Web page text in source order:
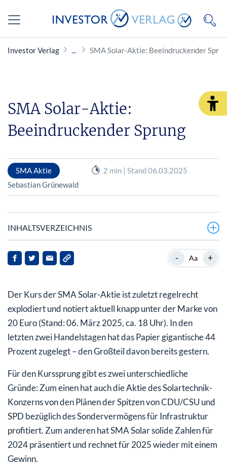
Investor Verlag SMA Solar-Aktie: Beeindruckender
SMA Solar-Aktie:
Beeindruckender Sprung
SMA Aktie
2 min | Stand 06.03.2025
Sebastian Grünewald
INHALTSVERZEICHNIS
SMA Solar profitiert von politischen Nachrichten
- Aa +
Der Kurs der SMA Solar-Aktie ist zuletzt regelrecht
explodiert und notiert aktuell knapp unter der Marke von
20 Euro (Stand: 06. März 2025, ca. 18 Uhr). In den
letzten zwei Handelstagen hat das Papier gigantische 44
Prozent zugelegt – den Großteil davon bereits gestern.
Für den Kurssprung gibt es zwei unterschiedliche
Gründe: Zum einen hat auch die Aktie des Solartechnik-
Konzerns von den Plänen der Spitzen von CDU/CSU und
SPD bezüglich des Sondervermögens für Infrastruktur
profitiert. Zum anderen hat SMA Solar solide Zahlen für
2024 präsentiert und rechnet für 2025 wieder mit einem
Gewinn.